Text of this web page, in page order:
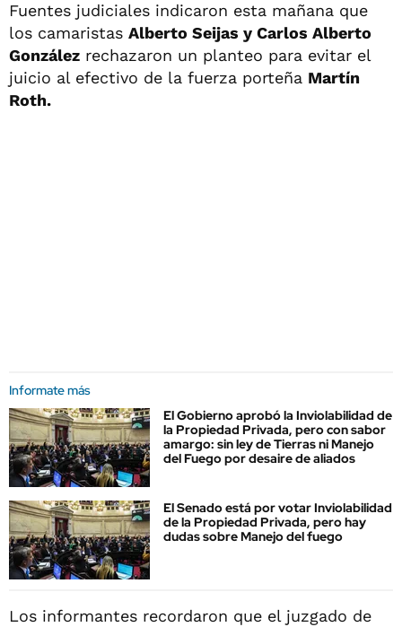
Fuentes judiciales indicaron esta mañana que
los camaristas Alberto Seijas y Carlos Alberto
González rechazaron un planteo para evitar el
juicio al efectivo de la fuerza porteña Martín
Roth.
Informate más
El Gobierno aprobó la Inviolabilidad de
la Propiedad Privada, pero con sabor
amargo: sin ley de Tierras ni Manejo
del Fuego por desaire de aliados
El Senado está por votar Inviolabilidad
de la Propiedad Privada, pero hay
dudas sobre Manejo del fuego
Los informantes recordaron que el juzgado de